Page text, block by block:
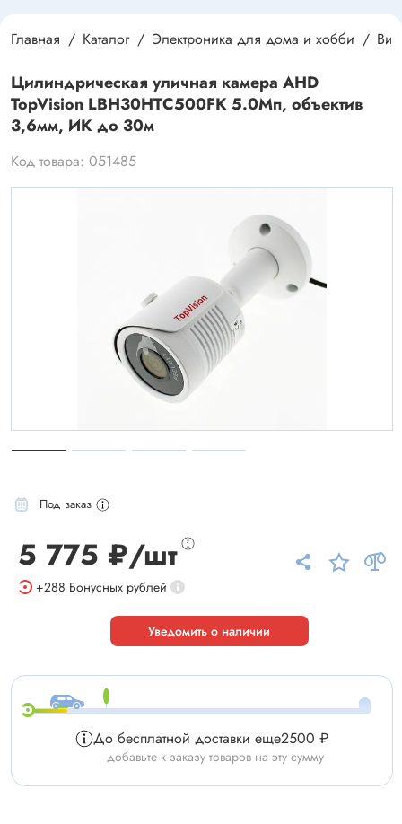
Главная Каталог Электроника для дома и хобби
Цилиндрическая уличная камера AHD
TopVision LBH30HTC500FK 5.0Мп, объектив
3,6мм, ИК до 30м
Код товара: 051485
Под заказ
5 775 ₽/шт
+288 Бонусных рублей
Уведомить о наличии
До бесплатной доставки еще2500 ₽
добавьте к заказу товаров на эту сумму